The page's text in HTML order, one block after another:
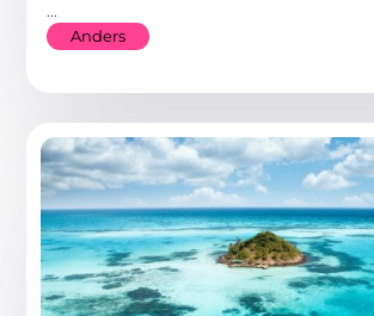
...
Anders